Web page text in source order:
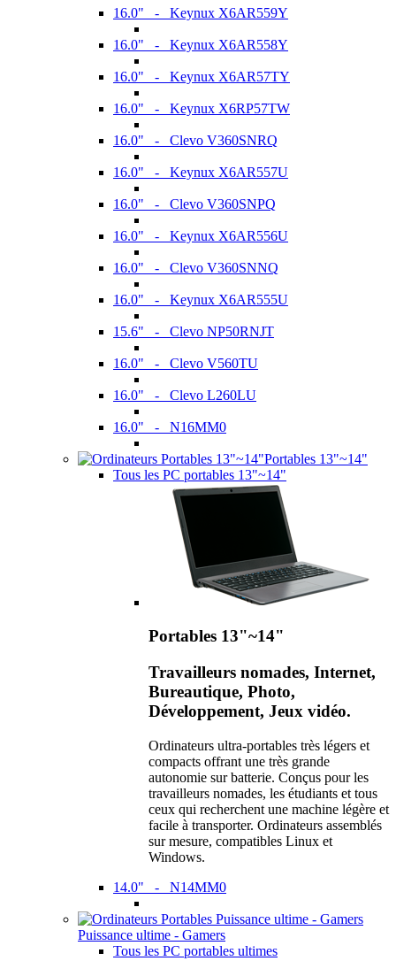
16.0" - Keynux X6AR559Y
16.0" - Keynux X6AR558Y
16.0" - Keynux X6AR57TY
16.0" - Keynux X6RP57TW
16.0" - Clevo V360SNRQ
16.0" - Keynux X6AR557U
16.0" - Clevo V360SNPQ
16.0" - Keynux X6AR556U
16.0" - Clevo V360SNNQ
16.0" - Keynux X6AR555U
15.6" - Clevo NP50RNJT
16.0" - Clevo V560TU
16.0" - Clevo L260LU
16.0" - N16MM0
Portables 13"~14"
Tous les PC portables 13"~14"
Portables 13"~14"
Travailleurs nomades, Internet,
Bureautique, Photo,
Développement, Jeux vidéo.
Ordinateurs ultra-portables très légers et
compacts offrant une très grande
autonomie sur batterie. Conçus pour les
travailleurs nomades, les étudiants et tous
ceux qui recherchent une machine légère et
facile à transporter. Ordinateurs assemblés
sur mesure, compatibles Linux et
Windows.
14.0" - N14MM0
Puissance ultime - Gamers
Tous les PC portables ultimes